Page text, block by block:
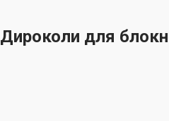
Дироколи для